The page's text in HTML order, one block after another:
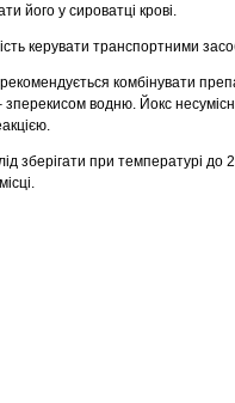
його у сироватці крові.
керувати транспортними
комбінувати
водню. Йокс
зберігати при температурі до